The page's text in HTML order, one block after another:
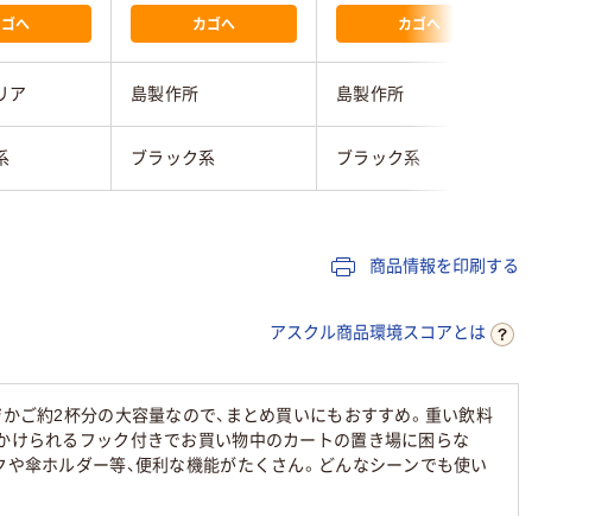
へ カゴへ カゴへ
ア 島製作所 島製作所
ブラック系 ブラック系
商品情報を印刷する
アスクル商品環境スコアとは
ご約2杯分の大容量なので、まとめ買いにもおすすめ。重い飲料
られるフック付きでお買い物中のカートの置き場に困らな
傘ホルダー等、便利な機能がたくさん。どんなシーンでも使い